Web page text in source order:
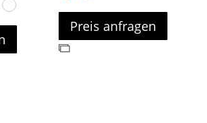
Preis anfragen
Zur